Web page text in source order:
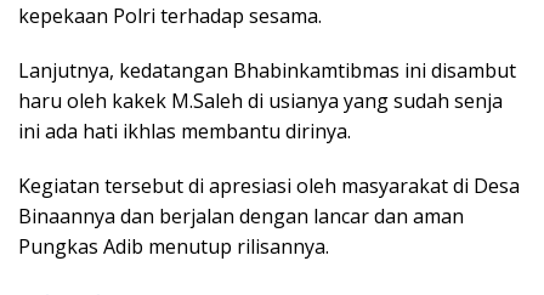
kepekaan Polri terhadap sesama.
Lanjutnya, kedatangan Bhabinkamtibmas ini disambut
haru oleh kakek M.Saleh di usianya yang sudah senja
ini ada hati ikhlas membantu dirinya.
Kegiatan tersebut di apresiasi oleh masyarakat di Desa
Binaannya dan berjalan dengan lancar dan aman
Pungkas Adib menutup rilisannya.